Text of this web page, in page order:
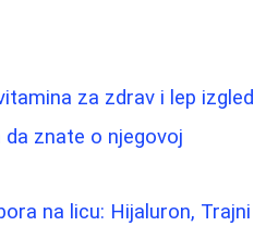
za zdrav i lep izgled
znate o njegovoj
na licu: Hijaluron, Trajni